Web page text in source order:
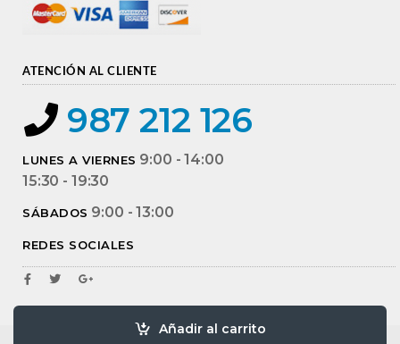
Añadir al carrito
ATENCIÓN AL CLIENTE
987 212 126
LUNES A VIERNES 9:00 - 14:00
15:30 - 19:30
SÁBADOS 9:00 - 13:00
REDES SOCIALES